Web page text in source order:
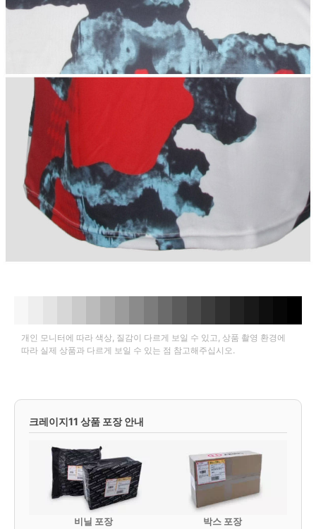
개인 모니터에 따라 색상, 질감이 다르게 보일 수 있고, 상품 촬영 환경에
따라 실제 상품과 다르게 보일 수 있는 점 참고해주십시오.
크레이지11 상품 포장 안내
비닐 포장 박스 포장